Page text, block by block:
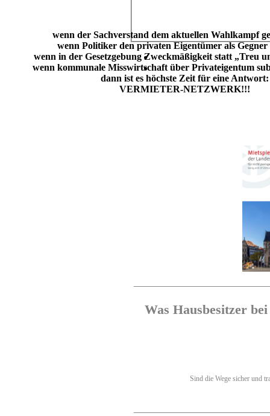
wenn der Sachverstand dem aktuellen Wahlkampf
wenn Politiker den privaten Eigentümer als Gegner
wenn in der Gesetzgebung Zweckmäßigkeit statt „Treu
wenn kommunale Misswirtschaft über Privateigentum
dann ist es höchste Zeit für eine Antwort:
VERMIETER-NETZWERK!!!
Was Hausbesitzer
Sind die Wege sicher und